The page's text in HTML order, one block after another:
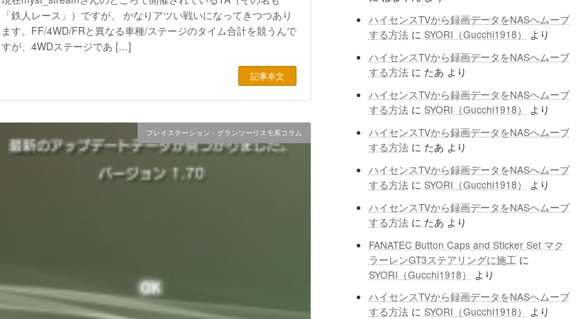
「鉄人レース」）ですが、 かなりアツい戦いになってきつつあり
ます。FF/4WD/FRと異なる車種/ステージのタイム合計を競うんで
すが、4WDステージであ […]
記事本文
プレイステーション・グランツーリスモ系コラム
ハイセンスTVから録画データをNASへムーブ
する方法に SYORI（Gucchi1918）
より
ハイセンスTVから録画データをNASへムーブ
する方法に たあ より
ハイセンスTVから録画データをNASへムーブ
する方法に SYORI（Gucchi1918）
より
ハイセンスTVから録画データをNASへムーブ
する方法に たあ より
ハイセンスTVから録画データをNASへムーブ
する方法に SYORI（Gucchi1918）
より
ハイセンスTVから録画データをNASへムーブ
する方法に たあ より
FANATEC Button Caps and Sticker Set マク
ラーレンGT3ステアリングに施工 に
SYORI（Gucchi1918）
より
ハイセンスTVから録画データをNASへムーブ
する方法に SYORI（Gucchi1918） より